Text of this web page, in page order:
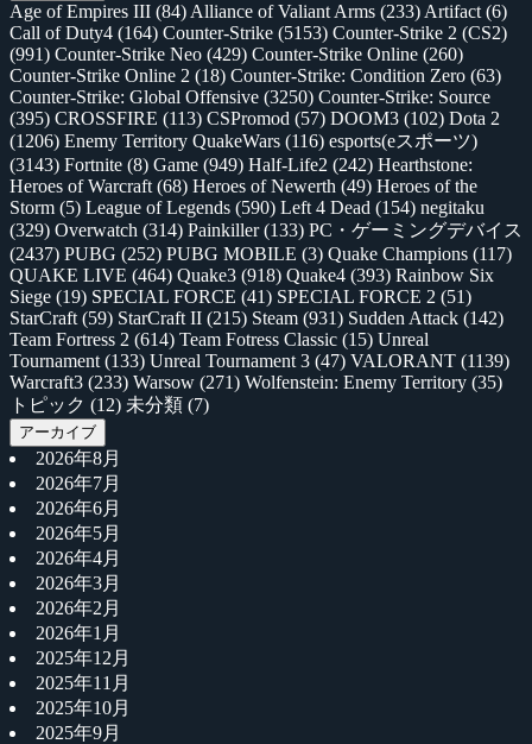
Age of Empires III (84) Alliance of Valiant Arms (233) Artifact (6)
Call of Duty4 (164) Counter-Strike (5153) Counter-Strike 2 (CS2)
(991) Counter-Strike Neo (429) Counter-Strike Online (260)
Counter-Strike Online 2 (18) Counter-Strike: Condition Zero (63)
Counter-Strike: Global Offensive (3250) Counter-Strike: Source
(395) CROSSFIRE (113) CSPromod (57) DOOM3 (102) Dota 2
(1206) Enemy Territory QuakeWars (116) esports(eスポーツ)
(3143) Fortnite (8) Game (949) Half-Life2 (242) Hearthstone:
Heroes of Warcraft (68) Heroes of Newerth (49) Heroes of the
Storm (5) League of Legends (590) Left 4 Dead (154) negitaku
(329) Overwatch (314) Painkiller(133) PC・ゲーミングデバイス
(2437) PUBG (252) PUBG MOBILE (3) Quake Champions (117)
QUAKE LIVE (464) Quake3 (918) Quake4 (393) Rainbow Six
Siege (19) SPECIAL FORCE (41) SPECIAL FORCE 2 (51)
StarCraft (59) StarCraft II (215) Steam (931) Sudden Attack (142)
Team Fortress 2 (614) Team Fotress Classic (15) Unreal
Tournament (133) Unreal Tournament 3 (47) VALORANT (1139)
Warcraft3 (233) Warsow (271) Wolfenstein: Enemy Territory (35)
トピック (12) 未分類 (7)
アーカイブ
2026年8月
2026年7月
2026年6月
2026年5月
2026年4月
2026年3月
2026年2月
2026年1月
2025年12月
2025年11月
2025年10月
2025年9月